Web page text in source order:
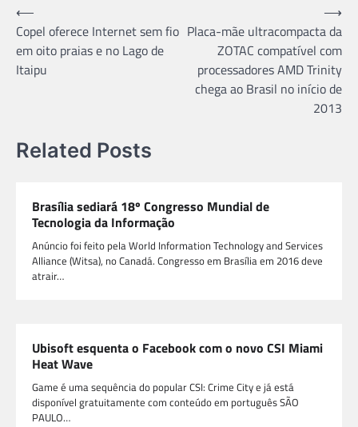
Navegação
de
Post
⟵
Copel oferece Internet sem fio
em oito praias e no Lago de
Itaipu
Placa-mãe ultracompacta da
ZOTAC compatível com
processadores AMD Trinity
chega ao Brasil no início de
2013
⟶
Related Posts
Brasília sediará 18º Congresso Mundial de
Tecnologia da Informação
Anúncio foi feito pela World Information Technology and Services
Alliance (Witsa), no Canadá. Congresso em Brasília em 2016 deve
atrair…
Ubisoft esquenta o Facebook com o novo CSI Miami
Heat Wave
Game é uma sequência do popular CSI: Crime City e já está
disponível gratuitamente com conteúdo em português SÃO
PAULO…